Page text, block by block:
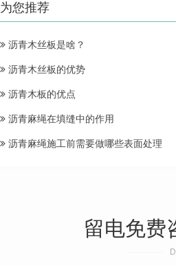
为您推荐
沥青木丝板是啥？
沥青木丝板的优势
沥青木板的优点
沥青麻绳在填缝中的作用
沥青麻绳施工前需要做哪些表面处理
留电免费